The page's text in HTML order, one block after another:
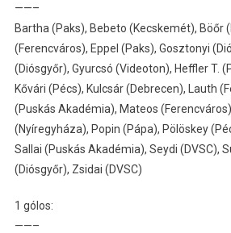
——–
Bartha (Paks), Bebeto (Kecskemét), Böőr
(Ferencváros), Eppel (Paks), Gosztonyi
(Diósgyőr), Gyurcsó (Videoton), Heffler T.
Kővári (Pécs), Kulcsár (Debrecen), Lauth
(Puskás Akadémia), Mateos
(Nyíregyháza), Popin (Pápa), Pölöskey
Sallai (Puskás Akadémia), Seydi (DVSC),
(Diósgyőr), Zsidai (DVSC)
1 gólos:
——–